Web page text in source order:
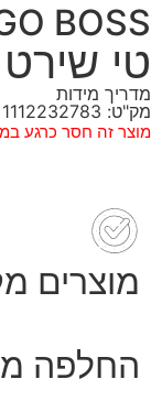
BOSS
טי שירט
מדריך מידות
מק"ט: 1112232783
מוצר זה חסר כרגע
מוצרים
החלפה